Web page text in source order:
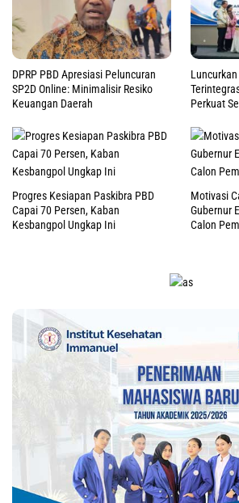
DPRP PBD Apresiasi Peluncuran
SP2D Online: Minimalisir Resiko
Keuangan Daerah
Luncurkan
Perkuat
Progres Kesiapan Paskibra PBD
Capai 70 Persen, Kaban
Kesbangpol Ungkap Ini
Motivasi
Gubernur
Calon